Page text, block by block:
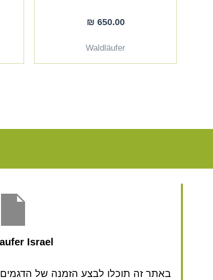
₪ 650.00
Waldläufer
Israel
באתר זה תוכלו לבצע הזמנה של הדגמים